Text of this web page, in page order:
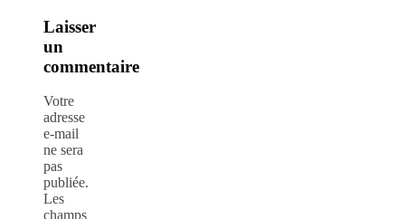
Laisser
un
commentaire
Votre
adresse
e-mail
ne sera
pas
publiée.
Les
champs